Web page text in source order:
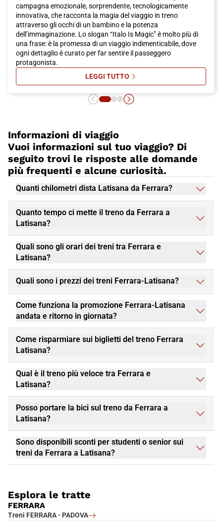
campagna emozionale, sorprendente, tecnologicamente
innovativa, che racconta la magia del viaggio in treno
attraverso gli occhi di un bambino e la potenza
dell’immaginazione. Lo slogan “Italo Is Magic” è molto più di
una frase: è la promessa di un viaggio indimenticabile, dove
ogni dettaglio è curato per far sentire il passeggero
protagonista.
LEGGI TUTTOSU ITALO IS MAGIC: ON AIR LA
Informazioni di viaggio
Vuoi informazioni sul tuo viaggio? Di
seguito trovi le risposte alle domande
più frequenti e alcune curiosità.
Quanti chilometri dista Latisana da Ferrara?
Quanto tempo ci mette il treno da Ferrara a
Latisana?
Quali sono gli orari dei treni tra Ferrara e
Latisana?
Quali sono i prezzi dei treni Ferrara-Latisana?
Come funziona la promozione Ferrara-Latisana
andata e ritorno in giornata?
Come risparmiare sui biglietti del treno Ferrara
Latisana?
Qual è il treno più veloce tra Ferrara e
Latisana?
Posso portare la bici sul treno da Ferrara a
Latisana?
Sono disponibili sconti per studenti o senior sui
treni da Ferrara a Latisana?
Esplora le tratte
FERRARA
Treni FERRARA - PADOVA